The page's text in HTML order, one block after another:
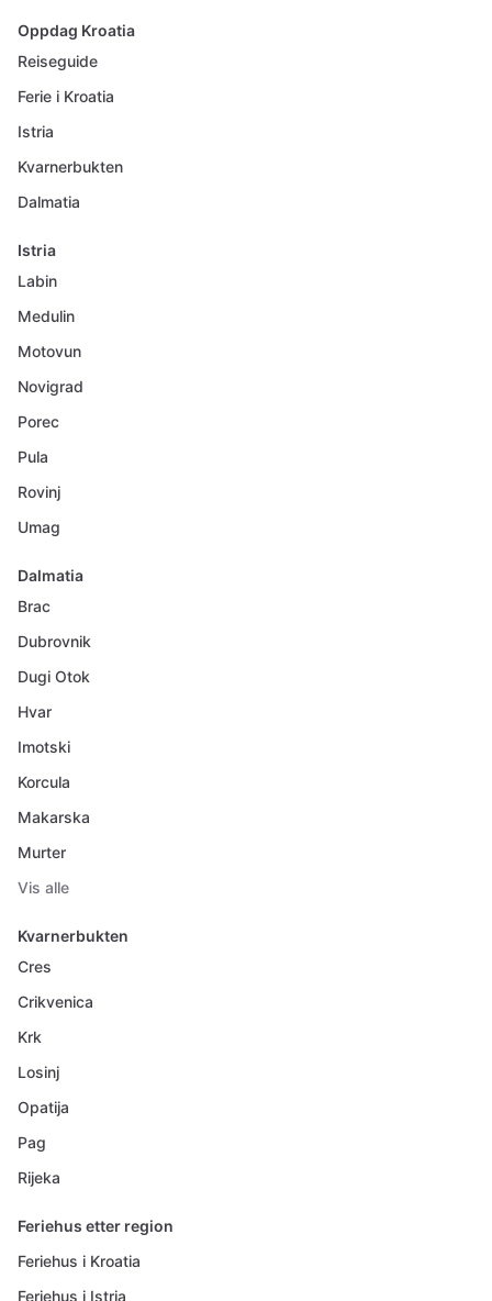
Oppdag Kroatia
Reiseguide
Ferie i Kroatia
Istria
Kvarnerbukten
Dalmatia
Istria
Labin
Medulin
Motovun
Novigrad
Porec
Pula
Rovinj
Umag
Dalmatia
Brac
Dubrovnik
Dugi Otok
Hvar
Imotski
Korcula
Makarska
Murter
Vis alle
Kvarnerbukten
Cres
Crikvenica
Krk
Losinj
Opatija
Pag
Rijeka
Feriehus etter region
Feriehus i Kroatia
Feriehus i Istria